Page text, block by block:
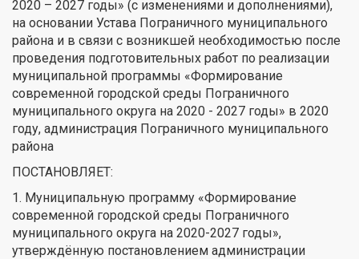
2020 – 2027 годы» (с изменениями и дополнениями),
на основании Устава Пограничного муниципального
района и в связи с возникшей необходимостью после
проведения подготовительных работ по реализации
муниципальной программы «Формирование
современной городской среды Пограничного
муниципального округа на 2020 - 2027 годы» в 2020
году, администрация Пограничного муниципального
района
ПОСТАНОВЛЯЕТ:
1. Муниципальную программу «Формирование
современной городской среды Пограничного
муниципального округа на 2020-2027 годы»,
утверждённую постановлением администрации